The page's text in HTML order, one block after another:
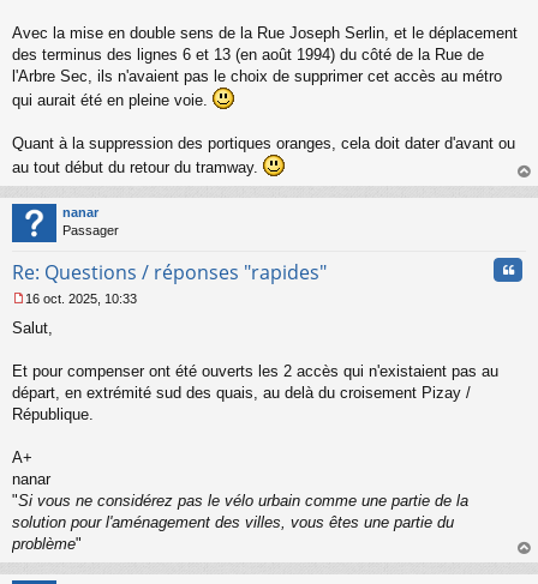
n
u
Avec la mise en double sens de la Rue Joseph Serlin, et le déplacement
des terminus des lignes 6 et 13 (en août 1994) du côté de la Rue de
l'Arbre Sec, ils n'avaient pas le choix de supprimer cet accès au métro
qui aurait été en pleine voie.
Quant à la suppression des portiques oranges, cela doit dater d'avant ou
au tout début du retour du tramway.
au
nanar
Passager
Re: Questions / réponses "rapides"
e
s
a
g
e
o
n
l
u
16 oct. 2025, 10:33
Salut,
Et pour compenser ont été ouverts les 2 accès qui n'existaient pas au
départ, en extrémité sud des quais, au delà du croisement Pizay /
République.
A+
nanar
"Si vous ne considérez pas le vélo urbain comme une partie de la
solution pour l'aménagement des villes, vous êtes une partie du
problème"
au